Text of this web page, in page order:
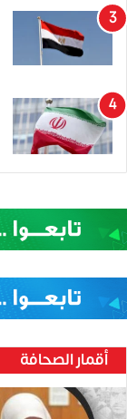
أقمار الصحافة
حنين
بارود..صحفية